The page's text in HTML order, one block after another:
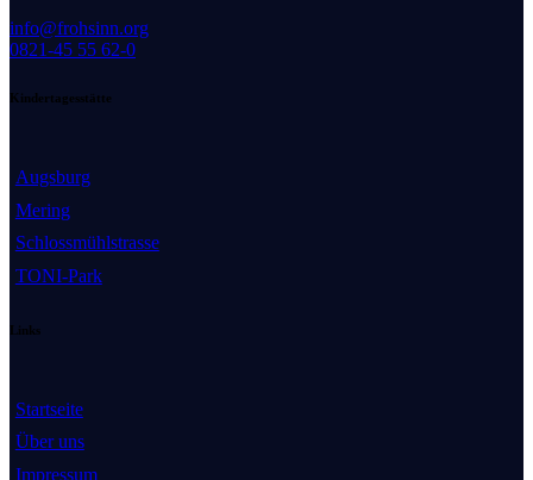
info@frohsinn.org
0821-45 55 62-0
Kindertagesstätte
Augsburg
Mering
Schlossmühlstrasse
TONI-Park
Links
Startseite
Über uns
Impressum